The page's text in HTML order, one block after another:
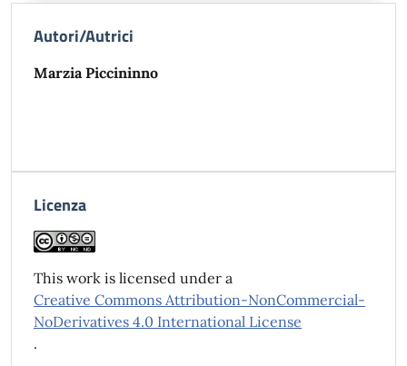
Autori/Autrici
Marzia Piccininno
Licenza
This work is licensed under a
Creative Commons Attribution-NonCommercial-
NoDerivatives 4.0 International License
.